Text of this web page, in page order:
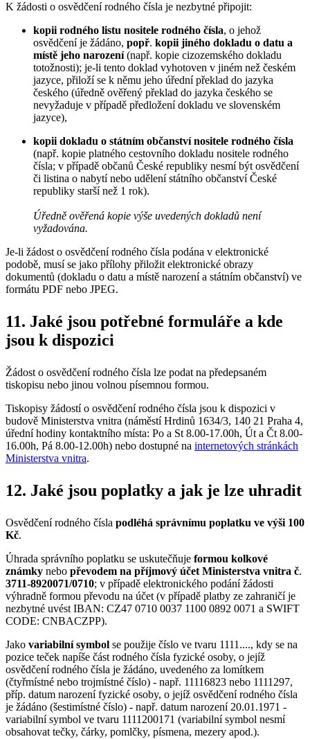
K žádosti o osvědčení rodného čísla je nezbytné připojit:
kopii rodného listu nositele rodného čísla, o jehož
osvědčení je žádáno, popř. kopii jiného dokladu o datu a
místě jeho narození(např. kopie cizozemského dokladu
totožnosti); je-li tento doklad vyhotoven v jiném než českém
jazyce, přiloží se k němu jeho úřední překlad do jazyka
českého (úředně ověřený překlad do jazyka českého se
nevyžaduje v případě předložení dokladu ve slovenském
jazyce),
kopii dokladu o státním občanství nositele rodného čísla
(např. kopie platného cestovního dokladu nositele rodného
čísla; v případě občanů České republiky nesmí být osvědčení
či listina o nabytí nebo udělení státního občanství České
republiky starší než 1 rok).
Úředně ověřená kopie výše uvedených dokladů není
vyžadována.
Je-li žádost o osvědčení rodného čísla podána v elektronické
podobě, musí se jako přílohy přiložit elektronické obrazy
dokumentů (dokladu o datu a místě narození a státním občanství) ve
formátu PDF nebo JPEG.
11. Jaké jsou potřebné formuláře a kde
jsou k dispozici
Žádost o osvědčení rodného čísla lze podat na předepsaném
tiskopisu nebo jinou volnou písemnou formou.
Tiskopisy žádostí o osvědčení rodného čísla jsou k dispozici v
budově Ministerstva vnitra (náměstí Hrdinů 1634/3, 140 21 Praha 4,
úřední hodiny kontaktního místa: Po a St 8.00-17.00h, Út a Čt 8.00-
16.00h, Pá 8.00-12.00h) nebo dostupné na internetových stránkách
Ministerstva vnitra.
12. Jaké jsou poplatky a jak je lze uhradit
Osvědčení rodného čísla podléhá správnímu poplatku ve výši 100
Kč.
Úhrada správního poplatku se uskutečňuje formou kolkové
známky nebo převodem na příjmový účet Ministerstva vnitra č.
3711-8920071/0710; v případě elektronického podání žádosti
výhradně formou převodu na účet (v případě platby ze zahraničí je
nezbytné uvést IBAN: CZ47 0710 0037 1100 0892 0071 a SWIFT
CODE: CNBACZPP).
Jako variabilní symbol se použije číslo ve tvaru 1111...., kdy se na
pozice teček napíše část rodného čísla fyzické osoby, o jejíž
osvědčení rodného čísla je žádáno, uvedeného za lomítkem
(čtyřmístné nebo trojmístné číslo) - např. 11116823 nebo 1111297,
příp. datum narození fyzické osoby, o jejíž osvědčení rodného čísla
je žádáno (šestimístné číslo) - např. datum narození 20.01.1971 -
variabilní symbol ve tvaru 1111200171 (variabilní symbol nesmí
obsahovat tečky, čárky, pomlčky, písmena, mezery apod.).